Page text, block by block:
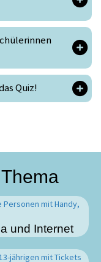
Quiz!
und Internet